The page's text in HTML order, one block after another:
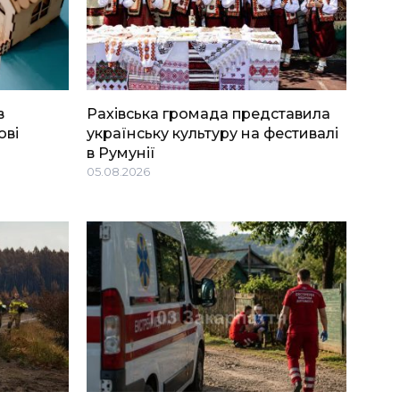
Рахівська громада представила
українську культуру на фестивалі
в Румунії
05.08.2026